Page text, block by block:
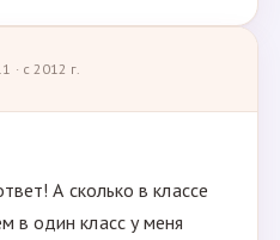
· с 2012 г.
А сколько в классе
в один класс у меня